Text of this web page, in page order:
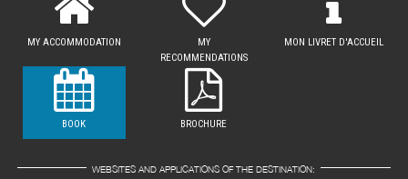
MY ACCOMMODATION
MY
RECOMMENDATIONS
MON LIVRET D'ACCUEIL
BOOK BROCHURE
WEBSITES AND APPLICATIONS OF THE DESTINATION: